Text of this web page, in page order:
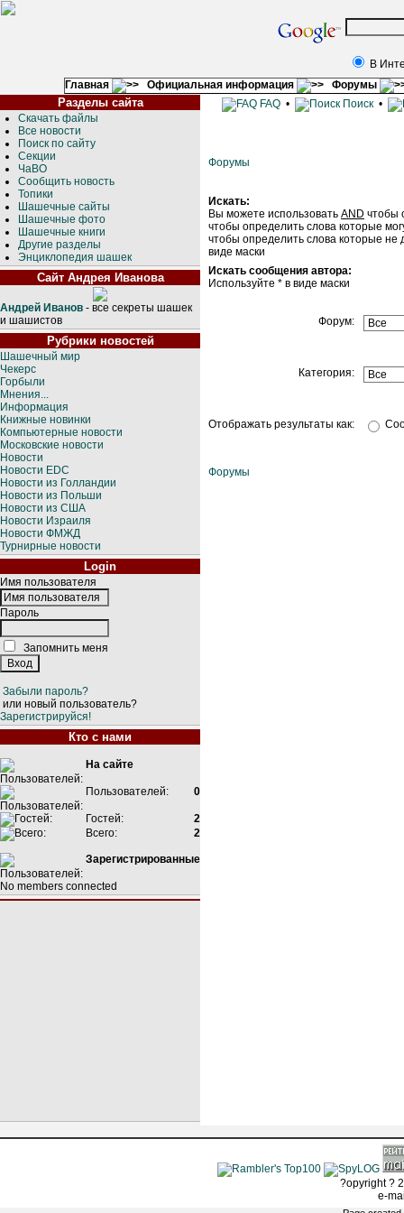
В
Главная
Официальная информация Форумы
Разделы сайта
Скачать файлы
Все новости
Поиск по сайту
Секции
ЧаВО
Сообщить новость
Топики
Шашечные сайты
Шашечные фото
Шашечные книги
Другие разделы
Энциклопедия шашек
Сайт Андрея Иванова
Андрей Иванов - все секреты шашек
и шашистов
Рубрики новостей
Шашечный мир
Чекерс
Горбыли
Мнения...
Информация
Книжные новинки
Компьютерные новости
Московские новости
Новости
Новости EDC
Новости из Голландии
Новости из Польши
Новости из США
Новости Израиля
Новости ФМЖД
Турнирные новости
Login
Имя пользователя
Пароль
Запомнить меня
Забыли пароль?
или новый пользователь?
Зарегистрируйся!
Кто с нами
На сайте
Пользователей: 0
Гостей:
2
Всего:
2
Зарегистрированные
No members connected
FAQ• Поиск•
Форумы
Искать:
Вы можете использовать AND чтобы
чтобы определить слова которые
чтобы определить слова которые не
виде маски
Искать сообщения автора:
Используйте * в виде маски
Форум:
Категория:
Отображать результаты как:
Форумы
?opyright ?
e-